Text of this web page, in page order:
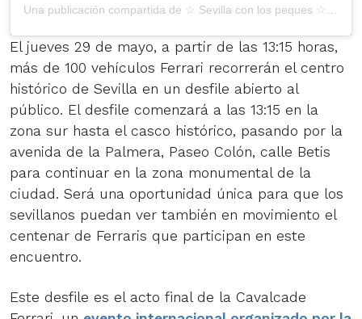
Una publicación compartida de ☆ Sevilla con los peques ☆ (@sevillaclp)
El jueves 29 de mayo, a partir de las 13:15 horas,
más de 100 vehículos Ferrari recorrerán el centro
histórico de Sevilla en un desfile abierto al
público. El desfile comenzará a las 13:15 en la
zona sur hasta el casco histórico, pasando por la
avenida de la Palmera, Paseo Colón, calle Betis
para continuar en la zona monumental de la
ciudad. Será una oportunidad única para que los
sevillanos puedan ver también en movimiento el
centenar de Ferraris que participan en este
encuentro.
Este desfile es el acto final de la Cavalcade